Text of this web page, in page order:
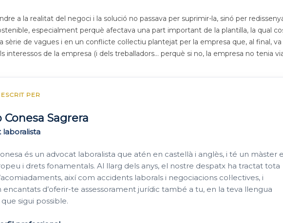
a la realitat del negoci i la solució no passava per suprimir-la, sinó per
especialment perquè afectava una part important de la plantilla, la qual
sèrie de vagues i en un conflicte col·lectiu plantejat per la empresa que, al final, va
interessos de la empresa (i dels treballadors... perquè si no, la empresa no tenia
PER
Conesa Sagrera
laboralista
és un advocat laboralista que atén en castellà i anglès, i té un màster
i drets fonamentals. Al llarg dels anys, el nostre despatx ha tractat tota
així com accidents laborals i negociacions col·lectives, i
encantats d’oferir-te assessorament jurídic també a tu, en la teva llengua
sigui possible.